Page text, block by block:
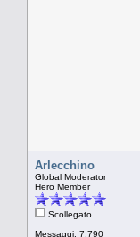
Arlecchino
Global Moderator
Hero Member
Scollegato
Messaggi: 7.790